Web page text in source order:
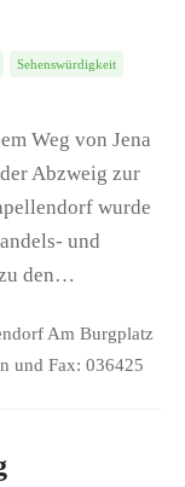
Sehenswürdigkeit
Weg von Jena
Abzweig zur
wurde
und
den…
Am Burgplatz
und Fax: 036425